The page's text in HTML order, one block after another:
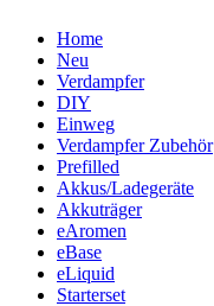
Home
Neu
Verdampfer
DIY
Einweg
Verdampfer Zubehör
Prefilled
Akkus/Ladegeräte
Akkuträger
eAromen
eBase
eLiquid
Starterset